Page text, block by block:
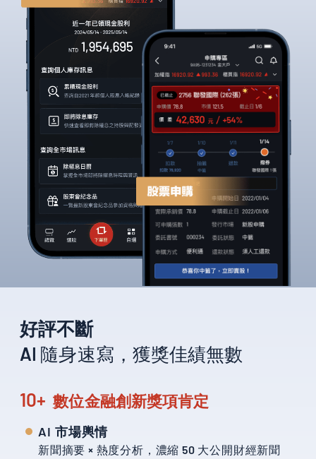
好評不斷
AI 隨身速寫，獲獎佳績無數
10+ 數位金融創新獎項肯定
AI 市場輿情
新聞摘要 × 熱度分析，濃縮 50 大公開財經新聞